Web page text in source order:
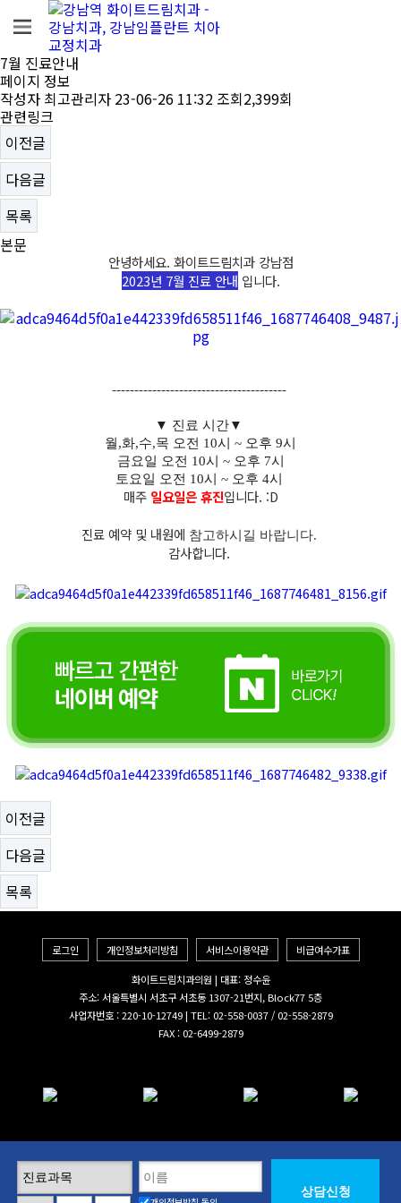
7월 진료안내
페이지 정보
작성자 최고관리자 23-06-26 11:32 조회2,399회
관련링크
이전글
다음글
목록
본문
안녕하세요. 화이트드림치과 강남점
2023년 7월 진료 안내 입니다.
---------------------------------------
▼ 진료 시간▼
월,화,수,목 오전 10시 ~ 오후 9시
금요일 오전 10시 ~ 오후 7시
토요일 오전 10시 ~ 오후 4시
매주 일요일은 휴진입니다. :D
진료 예약 및 내원에 참고하시길 바랍니다.
감사합니다.
이전글
다음글
목록
로그인 개인정보처리방침 서비스이용약관 비급여수가표
화이트드림치과의원 | 대표: 정수윤
주소: 서울특별시 서초구 서초동 1307-21번지, Block77 5층
사업자번호 : 220-10-12749 | TEL: 02-558-0037 / 02-558-2879
FAX : 02-6499-2879